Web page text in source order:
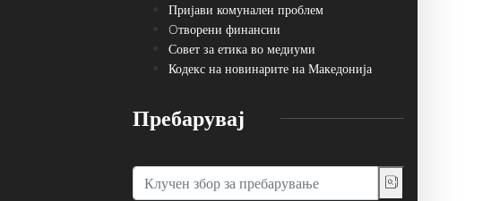
Пријави комунален проблем
Oтворени финансии
Совет за етика во медиуми
Кодекс на новинарите на Македонија
Пребарувај